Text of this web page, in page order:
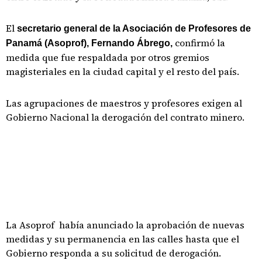
El secretario general de la Asociación de Profesores de
Panamá (Asoprof), Fernando Ábrego, confirmó la
medida que fue respaldada por otros gremios
magisteriales en la ciudad capital y el resto del país.
Las agrupaciones de maestros y profesores exigen al
Gobierno Nacional la derogación del contrato minero.
La Asoprof había anunciado la aprobación de nuevas
medidas y su permanencia en las calles hasta que el
Gobierno responda a su solicitud de derogación.